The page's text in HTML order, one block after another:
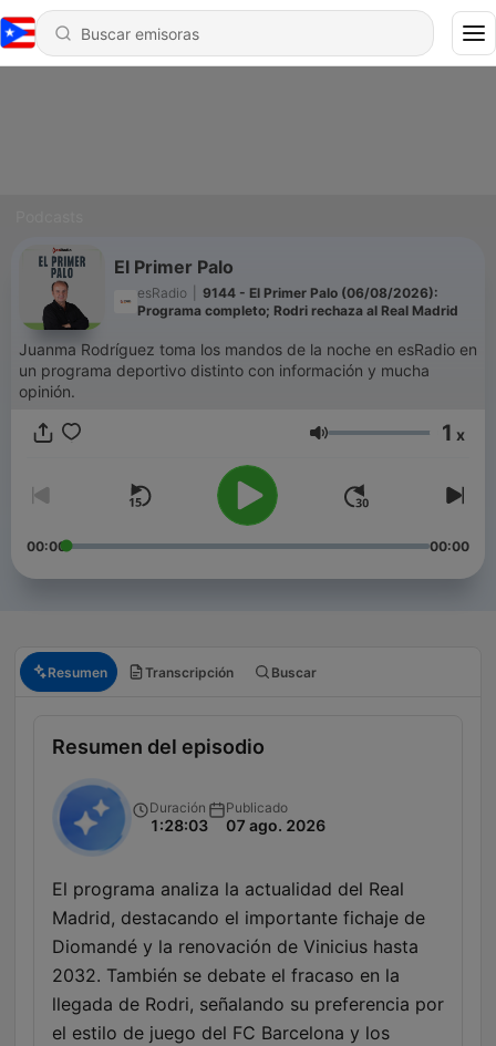
El Primer Palo
esRadio
9144 - El Primer Palo (06/08/2026):
Programa completo; Rodri rechaza al Real Madrid
Juanma Rodríguez toma los mandos de la noche en esRadio en
un programa deportivo distinto con información y mucha
opinión.
Volumen 1 x
00:00 00:00
Resumen Transcripción Buscar
Resumen del episodio
Duración
1:28:03
Publicado
07 ago. 2026
El programa analiza la actualidad del Real
Madrid, destacando el importante fichaje de
Diomandé y la renovación de Vinicius hasta
2032. También se debate el fracaso en la
llegada de Rodri, señalando su preferencia por
el estilo de juego del FC Barcelona y los